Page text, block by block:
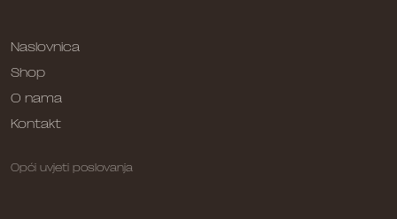
Naslovnica
Shop
O nama
Kontakt
Opći uvjeti poslovanja